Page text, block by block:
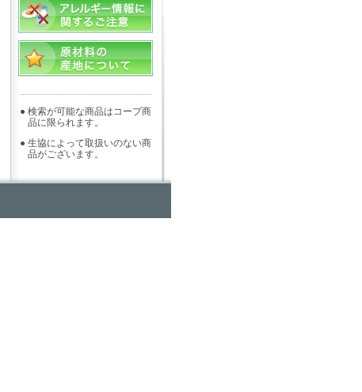
● 検索が可能な商品はコープ商
品に限られます。
● 生協によって取扱いのない商
品がございます。